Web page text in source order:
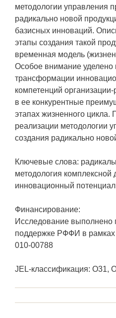
методологии управления
радикально новой
базисных инноваций.
этапы создания такой
временная модель
Особое внимание уделено
трансформации
компетенций
в ее конкурентные
этапах жизненного цикла.
реализации методологии
создания радикально
Ключевые слова:
методология комплексной
инновационный
Финансирование:
Исследование выполнено
поддержке РФФИ в рамках
010-00788
JEL-классификация: O31,